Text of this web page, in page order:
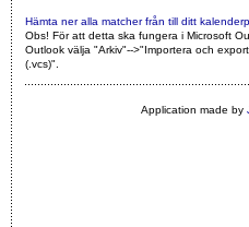
Hämta ner alla matcher från till ditt
Obs! För att detta ska fungera i Microsoft
Outlook välja "Arkiv"-->"Importera och
(.vcs)"
Application made by